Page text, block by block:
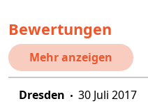
Bewertungen
Mehr anzeigen
Dresden 30 Juli 2017